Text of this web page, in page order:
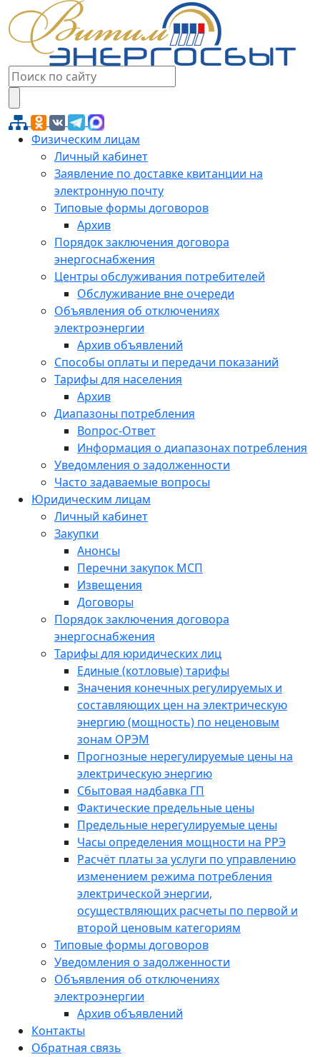
Физическим лицам
Личный кабинет
Заявление по доставке квитанции на
электронную почту
Типовые формы договоров
Архив
Порядок заключения договора
энергоснабжения
Центры обслуживания потребителей
Обслуживание вне очереди
Объявления об отключениях
электроэнергии
Архив объявлений
Способы оплаты и передачи показаний
Тарифы для населения
Архив
Диапазоны потребления
Вопрос-Ответ
Информация о диапазонах потребления
Уведомления о задолженности
Часто задаваемые вопросы
Юридическим лицам
Личный кабинет
Закупки
Анонсы
Перечни закупок МСП
Извещения
Договоры
Порядок заключения договора
энергоснабжения
Тарифы для юридических лиц
Единые (котловые) тарифы
Значения конечных регулируемых и
составляющих цен на электрическую
энергию (мощность) по неценовым
зонам ОРЭМ
Прогнозные нерегулируемые цены на
электрическую энергию
Сбытовая надбавка ГП
Фактические предельные цены
Предельные нерегулируемые цены
Часы определения мощности на РРЭ
Расчёт платы за услуги по управлению
изменением режима потребления
электрической энергии,
осуществляющих расчеты по первой и
второй ценовым категориям
Типовые формы договоров
Уведомления о задолженности
Объявления об отключениях
электроэнергии
Архив объявлений
Контакты
Обратная связь